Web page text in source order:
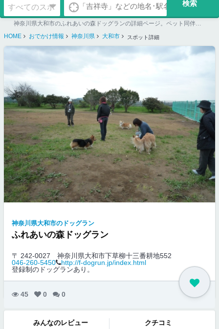
神奈川県大和市のふれあいの森ドッグランの詳細ページ。ペット同伴可のお店探しならペットホームウェブ。ペット可賃貸のお部屋探し、ペット可マンション購入のご検討時にもご利用ください。
HOME
おでかけ情報 神奈川県 大和市 スポット詳細
神奈川県大和市のドッグラン
ふれあいの森ドッグラン
〒 242-0027
神奈川県大和市下草柳十三番耕地552
046-260-5450
http://f-dogrun.jp/index.html
登録制のドッグランあり。
45 0 0
みんなのレビュー クチコミ